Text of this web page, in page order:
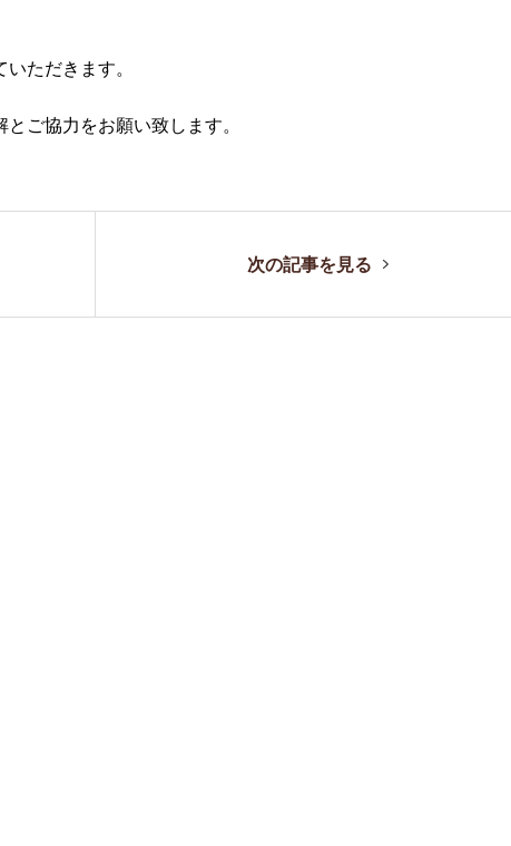
ただきます。
ご協力をお願い致します。
次の記事を見る